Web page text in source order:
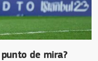
de mira?